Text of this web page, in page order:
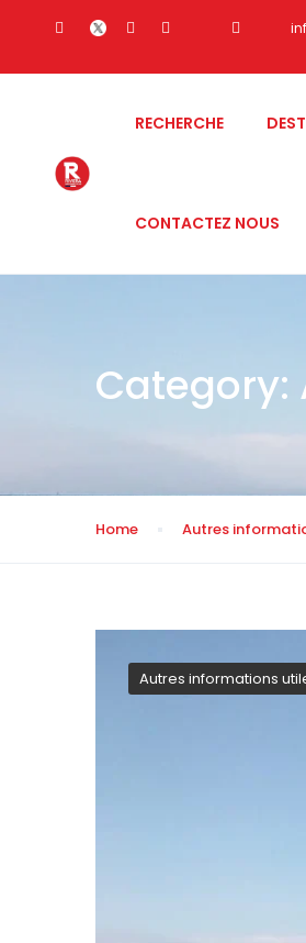
RECHERCHE
CONTACTEZ NOUS
Category:
Home Autres
Autres informations